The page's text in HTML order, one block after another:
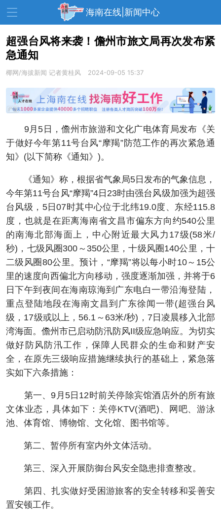
海南在线|新闻中心
资讯中心
教育 健康 房产
生活 演出 活动
展会 走读海南 周末去哪儿
人才在线 天涯企服
超强台风将来袭！儋州市旅文局再次发布紧
急通知
椰网/海拔新闻 记者黄桂风 2024-09-05 15:37
9月5日，儋州市旅游和文化广电体育局发布《关
于做好今年第11号台风“摩羯”防范工作的再次紧急通
知》(以下简称《通知》)。
《通知》称，根据省气象局5日发布的气象信息，
今年第11号台风“摩羯”4日23时由强台风级加强为超强
台风级，5日07时其中心位于北纬19.0度、东经115.8
度，也就是在距离海南省文昌市偏东方向约540公里
的南海北部海面上，中心附近最大风力17级(58米/
秒)，七级风圈300～350公里，十级风圈140公里，十
二级风圈80公里。预计，“摩羯”将以每小时10～15公
里的速度向西偏北方向移动，强度逐渐加强，并将于6
日下午到夜间在海南琼海到广东电白一带沿海登陆，
重点登陆地段在海南文昌到广东徐闻一带(超强台风
级，17级或以上，56.1～63米/秒)，7日凌晨移入北部
湾海面。儋州市已启动防汛防风II级应急响应。为切实
做好防风防汛工作，保障人民群众的生命和财产安
全，在原先三级响应措施继续执行的基础上，紧急落
实如下六条措施：
第一、9月5日12时前关停除宾馆酒店外的所有旅
文体业态，具体如下：关停KTV(酒吧)、网吧、游泳
池、体育馆、博物馆、文化馆、图书馆等。
第二、暂停所有室内外文体活动。
第三、深入开展防御台风安全隐患排查整改。
第四、扎实做好受困游旅客的安全转移和妥善安
置安顿工作。